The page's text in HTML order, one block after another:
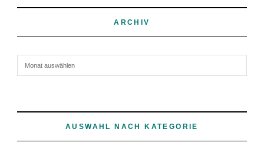
ARCHIV
AUSWAHL NACH KATEGORIE